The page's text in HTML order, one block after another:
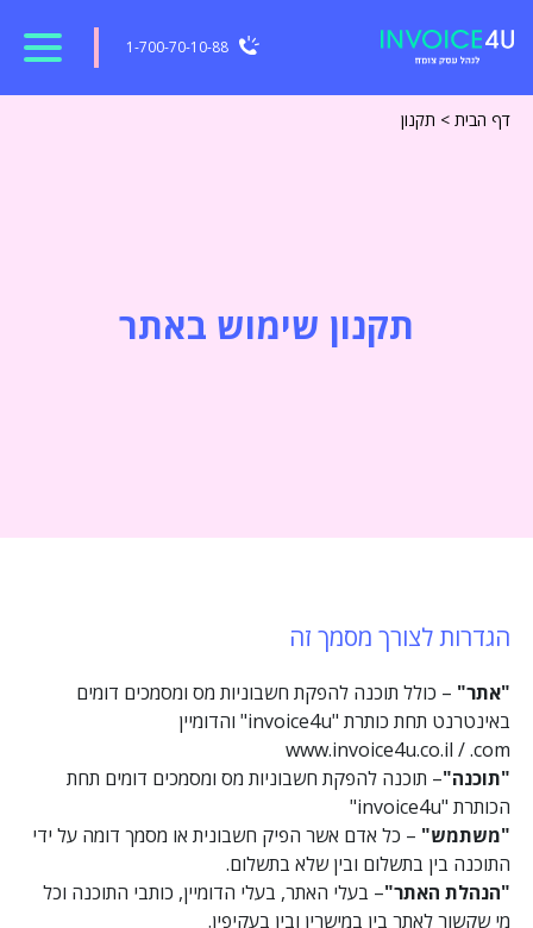
1-700-70-10-88
דף הבית > תקנון
תקנון שימוש באתר
הגדרות לצורך מסמך זה
"אתר" – כולל תוכנה להפקת חשבוניות מס ומסמכים דומים
באינטרנט תחת כותרת "invoice4u" והדומיין
www.invoice4u.co.il / .com
"תוכנה"– תוכנה להפקת חשבוניות מס ומסמכים דומים תחת
הכותרת "invoice4u"
"משתמש" – כל אדם אשר הפיק חשבונית או מסמך דומה על ידי
התוכנה בין בתשלום ובין שלא בתשלום.
"הנהלת האתר"– בעלי האתר, בעלי הדומיין, כותבי התוכנה וכל
מי שקשור לאתר בין במישרין ובין בעקיפין.